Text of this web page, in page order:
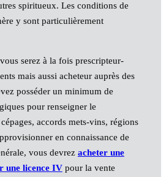
spiritueux. Les conditions de
y sont particulièrement
serez à la fois prescripteur-
mais aussi acheteur auprès des
posséder un minimum de
pour renseigner le
accords mets-vins, régions
en connaissance de
vous devrez acheter une
une licence IVpour la vente